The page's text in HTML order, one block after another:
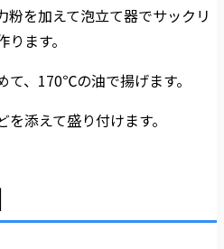
粉を加えて泡立て器でサックリ
ます。
て、170℃の油で揚げます。
添えて盛り付けます。